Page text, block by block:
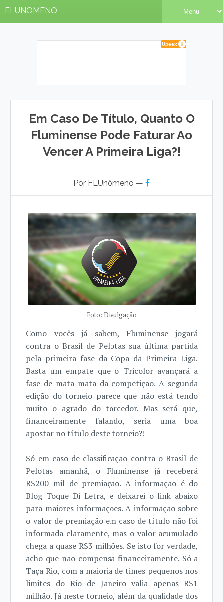
FLUNOMENO
Em Caso De Título, Quanto O
Fluminense Pode Faturar Ao
Vencer A Primeira Liga?!
Por FLUnômeno —
Foto: Divulgação
Como vocês já sabem, Fluminense jogará
contra o Brasil de Pelotas sua última partida
pela primeira fase da Copa da Primeira Liga.
Basta um empate que o Tricolor avançará a
fase de mata-mata da competição. A segunda
edição do torneio parece que não está tendo
muito o agrado do torcedor. Mas será que,
financeiramente falando, seria uma boa
apostar no título deste torneio?!
Só em caso de classificação contra o Brasil de
Pelotas amanhã, o Fluminense já receberá
R$200 mil de premiação. A informação é do
Blog Toque Di Letra, e deixarei o link abaixo
para maiores informações. A informação sobre
o valor de premiação em caso de título não foi
informada claramente, mas o valor acumulado
chega a quase R$3 milhões. Se isto for verdade,
acho que não compensa financeiramente. Só a
Taça Rio, com a maioria de times pequenos nos
limites do Rio de Janeiro valia apenas R$1
milhão. Já neste torneio, além da qualidade dos